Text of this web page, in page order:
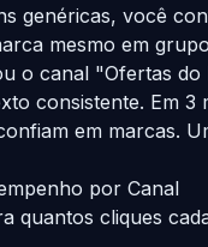
genéricas, você
mesmo em
o canal "Ofertas
consistente. Em
em marcas.
por Canal
quantos cliques